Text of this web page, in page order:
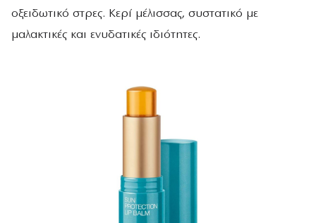
οξειδωτικό στρες. Κερί μέλισσας, συστατικό με
μαλακτικές και ενυδατικές ιδιότητες.